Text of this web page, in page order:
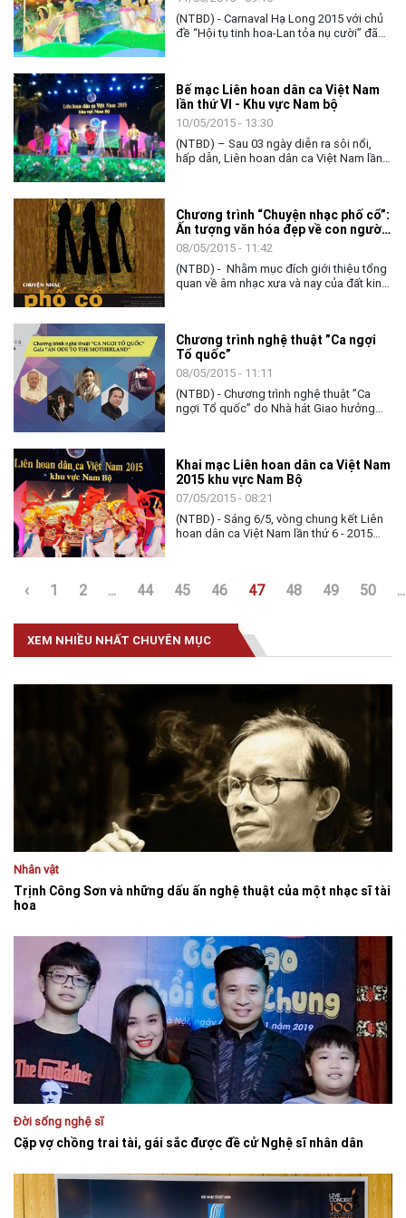
và có sức sống bền bỉ trong cộng đồng.
Cha truyền con nối
(NTBD) - Carnaval Hạ Long 2015 với chủ
đề “Hội tụ tinh hoa-Lan tỏa nụ cười” đã
Bế mạc Liên hoan dân ca Việt Nam
lần thứ VI - Khu vực Nam bộ
10/05/2015 - 13:30
(NTBD) – Sau 03 ngày diễn ra sôi nổi,
hấp dẫn, Liên hoan dân ca Việt Nam lần
các tiết mục xuất sắc.
Chương trình “Chuyện nhạc phố cổ”:
Ấn tượng văn hóa đẹp về con người
phố cổ
08/05/2015 - 11:42
(NTBD) - Nhằm mục đích giới thiệu tổng
quan về âm nhạc xưa và nay của đất kinh
chức tại Trung tâm Giao lưu văn hóa phổ
cổ, 50 Đào Duy Từ, Hà Nội.
Chương trình nghệ thuật ”Ca ngợi
Tổ quốc”
08/05/2015 - 11:11
(NTBD) - Chương trình nghệ thuật ”Ca
ngợi Tổ quốc” do Nhà hát Giao hưởng
Khai mạc Liên hoan dân ca Việt Nam
2015 khu vực Nam Bộ
07/05/2015 - 08:21
(NTBD) - Sáng 6/5, vòng chung kết Liên
hoan dân ca Việt Nam lần thứ 6 - 2015
‹ 1 2 ... 44 45 46 47 48 49 50 ...
XEM NHIỀU NHẤT CHUYÊN MỤC
Nhân vật
Trịnh Công Sơn và những dấu ấn nghệ thuật của một nhạc sĩ tài
hoa
Đời sống nghệ sĩ
Cặp vợ chồng trai tài, gái sắc được đề cử Nghệ sĩ nhân dân